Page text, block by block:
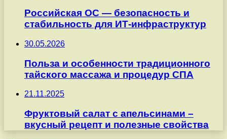
Российская ОС — безопасность и
стабильность для ИТ-инфраструктур
30.05.2026
Польза и особенности традиционного
тайского массажа и процедур СПА
21.11.2025
Фруктовый салат с апельсинами –
вкусный рецепт и полезные свойства